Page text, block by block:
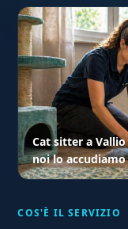
Cat sitter a
noi lo accudiamo
COS'È IL SERVIZIO